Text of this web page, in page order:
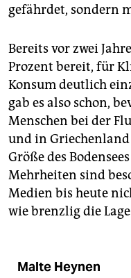
gefährdet, sondern
Bereits vor zwei
Prozent bereit, für
Konsum deutlich
gab es also schon,
Menschen bei der
und in
Größe des
Mehrheiten sind
Medien bis heute
wie brenzlig die
Malte Heynen